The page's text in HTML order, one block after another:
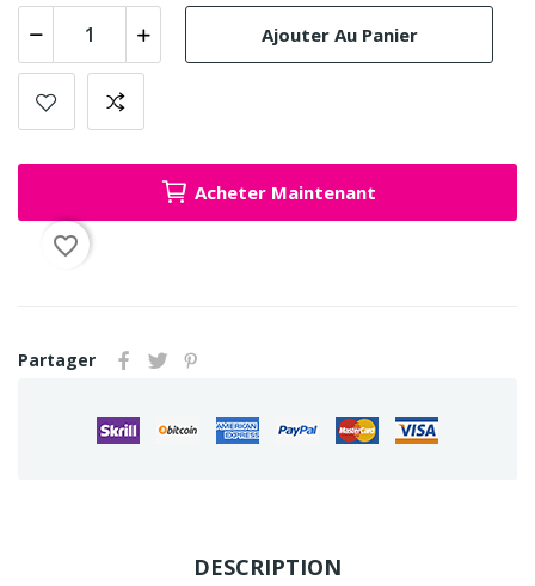
Ajouter Au Panier
Acheter Maintenant
favorite_border
Partager
DESCRIPTION